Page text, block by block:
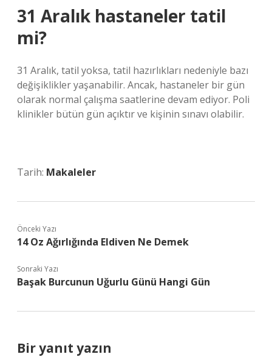
31 Aralık hastaneler tatil
mi?
31 Aralık, tatil yoksa, tatil hazırlıkları nedeniyle bazı
değişiklikler yaşanabilir. Ancak, hastaneler bir gün
olarak normal çalışma saatlerine devam ediyor. Poli
klinikler bütün gün açıktır ve kişinin sınavı olabilir.
Tarih: Makaleler
Önceki Yazı
14 Oz Ağırlığında Eldiven Ne Demek
Sonraki Yazı
Başak Burcunun Uğurlu Günü Hangi Gün
Bir yanıt yazın